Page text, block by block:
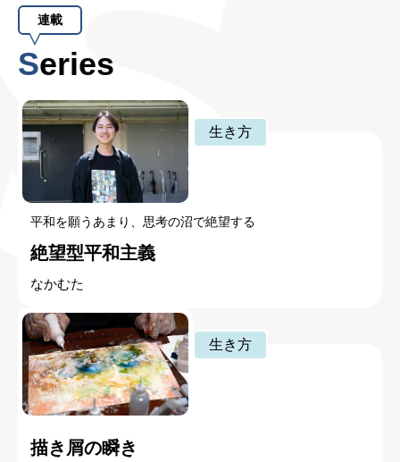
連載
Series
生き方
平和を願うあまり、思考の沼で絶望する
絶望型平和主義
なかむた
生き方
描き屑の瞬き